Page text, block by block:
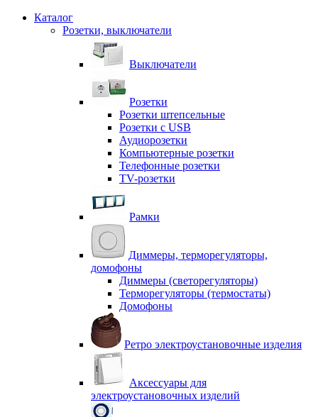
Каталог
Розетки, выключатели
Выключатели
Розетки
Розетки штепсельные
Розетки с USB
Аудиорозетки
Компьютерные розетки
Телефонные розетки
TV-розетки
Рамки
Диммеры, терморегуляторы,
домофоны
Диммеры (светорегуляторы)
Терморегуляторы (термостаты)
Домофоны
Ретро электроустановочные изделия
Аксессуары для
электроустановочных изделий